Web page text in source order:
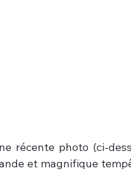
récente photo (ci-
et magnifique